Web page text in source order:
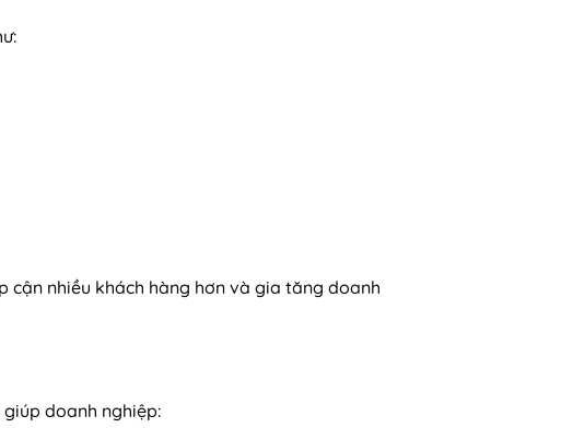
cận nhiều khách hàng hơn và gia tăng doanh
doanh nghiệp: